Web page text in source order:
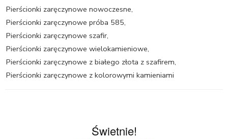
Pierścionki zaręczynowe nowoczesne,
Pierścionki zaręczynowe próba 585,
Pierścionki zaręczynowe szafir,
Pierścionki zaręczynowe wielokamieniowe,
Pierścionki zaręczynowe z białego złota z szafirem,
Pierścionki zaręczynowe z kolorowymi kamieniami
Świetnie!